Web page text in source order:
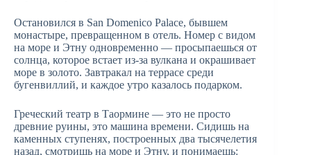
Остановился в San Domenico Palace, бывшем
монастыре, превращенном в отель. Номер с видом
на море и Этну одновременно — просыпаешься от
солнца, которое встает из-за вулкана и окрашивает
море в золото. Завтракал на террасе среди
бугенвиллий, и каждое утро казалось подарком.
Греческий театр в Таормине — это не просто
древние руины, это машина времени. Сидишь на
каменных ступенях, построенных два тысячелетия
назад, смотришь на море и Этну, и понимаешь: